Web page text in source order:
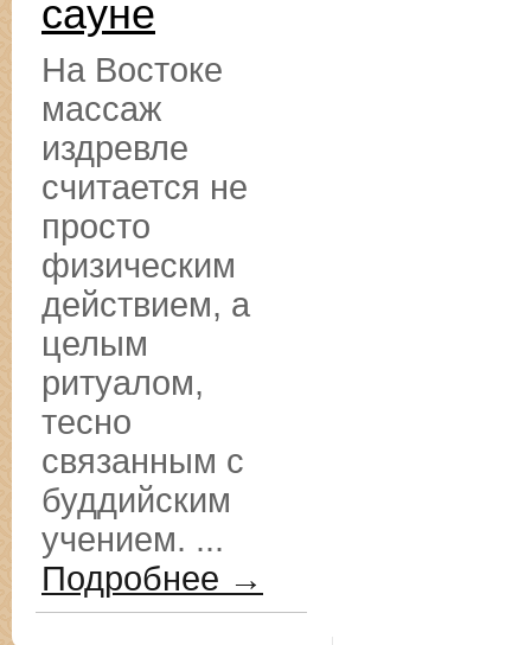
сауне
На Востоке
массаж
издревле
считается не
просто
физическим
действием, а
целым
ритуалом,
тесно
связанным с
буддийским
учением. ...
Подробнее →